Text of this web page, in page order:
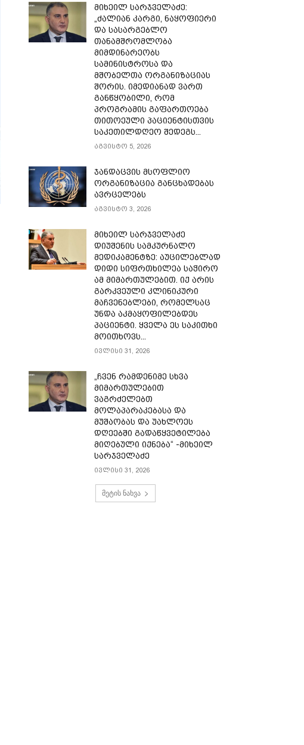
მიხეილ სარჯველაძე:
„ძალიან კარგი, ნაყოფიერი
და სასარგებლო
თანამშრომლობა
მიმდინარეობს
სამინისტროსა და
მშობელთა ორგანიზაციას
შორის. იმედიანად ვართ
განწყობილი, რომ
პროგრამის გაფართოება
თითოეული პაციენტისთვის
საკეთილდღეო შედეგს...
აგვისტო 5, 2026
ჯანდაცვის მსოფლიო
ორგანიზაცია განცხადებას
ავრცელებს
აგვისტო 3, 2026
მიხეილ სარჯველაძე
დიუშენის სამკურნალო
მედიკამენტზე: აუცილებლად
დიდი სიფრთხილეა საჭირო
ამ მიმართულებით. იქ არის
გარკვეული კლინიკური
მაჩვენებლები, რომელსაც
უნდა აკმაყოფილებდეს
პაციენტი. ყველა ეს საკითხი
მოითხოვს...
ივლისი 31, 2026
„ჩვენ რამდენიმე სხვა
მიმართულებით
ვაგრძელებთ
მოლაპარაკებასა და
მუშაობას და უახლოეს
დღეებში გადაწყვეტილება
მიღებული იქნება“ -მიხეილ
სარჯველაძე
ივლისი 31, 2026
მეტის ნახვა